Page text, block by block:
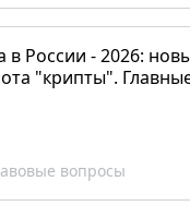
в России - 2026:
"крипты".
вопросы